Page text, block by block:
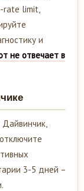
rate limit,
и
не отвечает в
3-5 дней –